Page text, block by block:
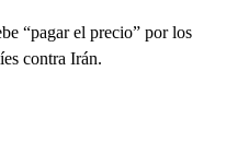
“pagar el precio” por los
contra Irán.